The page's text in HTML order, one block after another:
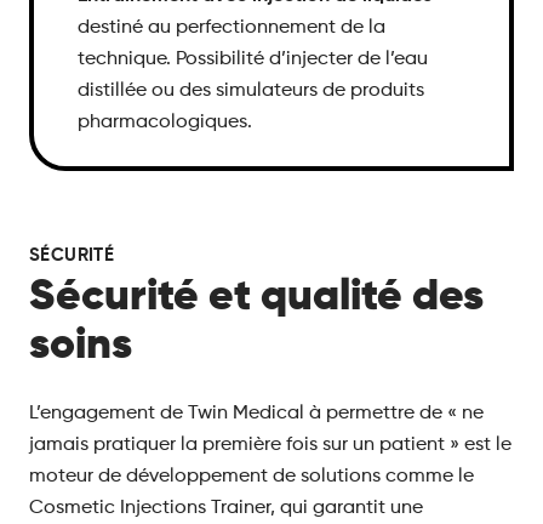
destiné au perfectionnement de la
technique. Possibilité d’injecter de l’eau
distillée ou des simulateurs de produits
pharmacologiques.
SÉCURITÉ
Sécurité et qualité des
soins
L’engagement de Twin Medical à permettre de « ne
jamais pratiquer la première fois sur un patient » est le
moteur de développement de solutions comme le
Cosmetic Injections Trainer, qui garantit une